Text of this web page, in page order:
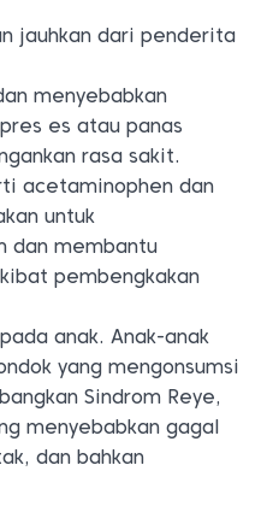
jauhkan dari penderita
menyebabkan
es atau panas
rasa sakit.
acetaminophen dan
untuk
dan membantu
pembengkakan
anak. Anak-anak
yang mengonsumsi
Sindrom Reye,
menyebabkan gagal
dan bahkan